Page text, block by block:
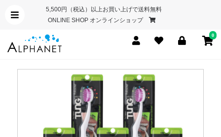
5,500円（税込）以上お買い上げで送料無料
ONLINE SHOP オンラインショップ
0